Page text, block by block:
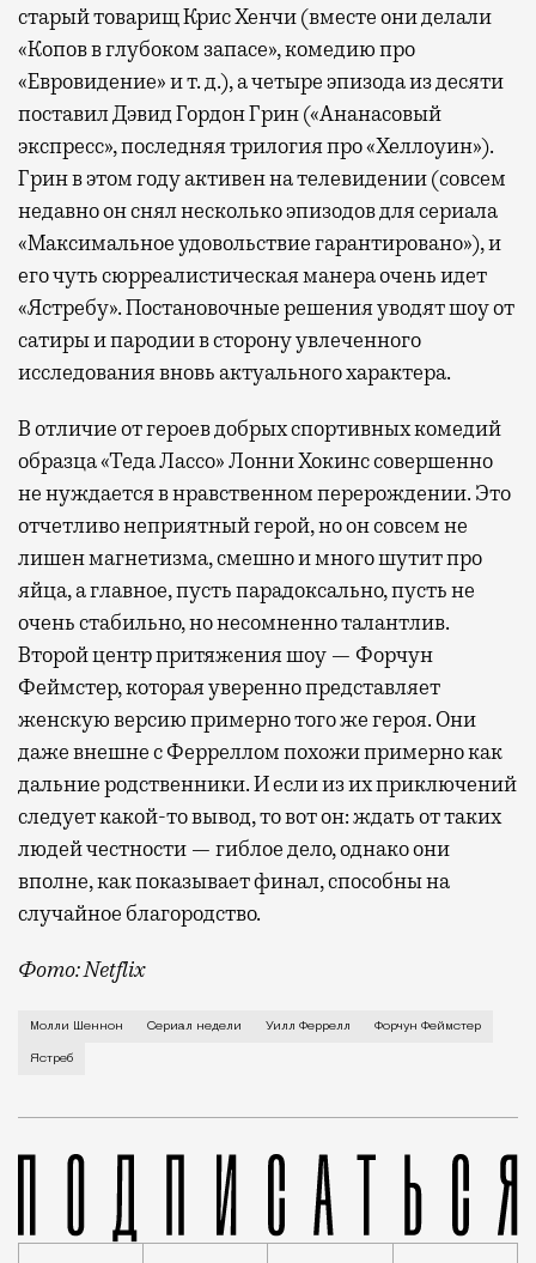
старый товарищ Крис Хенчи (вместе они делали
«Копов в глубоком запасе», комедию про
«Евровидение» и т. д.), а четыре эпизода из десяти
поставил Дэвид Гордон Грин («Ананасовый
экспресс», последняя трилогия про «Хеллоуин»).
Грин в этом году активен на телевидении (совсем
недавно он снял несколько эпизодов для сериала
«Максимальное удовольствие гарантировано»), и
его чуть сюрреалистическая манера очень идет
«Ястребу». Постановочные решения уводят шоу от
сатиры и пародии в сторону увлеченного
исследования вновь актуального характера.
В отличие от героев добрых спортивных комедий
образца «Теда Лассо» Лонни Хокинс совершенно
не нуждается в нравственном перерождении. Это
отчетливо неприятный герой, но он совсем не
лишен магнетизма, смешно и много шутит про
яйца, а главное, пусть парадоксально, пусть не
очень стабильно, но несомненно талантлив.
Второй центр притяжения шоу — Форчун
Феймстер, которая уверенно представляет
женскую версию примерно того же героя. Они
даже внешне с Ферреллом похожи примерно как
дальние родственники. И если из их приключений
следует какой-то вывод, то вот он: ждать от таких
людей честности — гиблое дело, однако они
вполне, как показывает финал, способны на
случайное благородство.
Фото: Netflix
Когда-то Лонни Хокинс (Уилл Феррелл) был
Молли Шеннон Сериал недели Уилл Феррелл Форчун Феймстер
Ястреб